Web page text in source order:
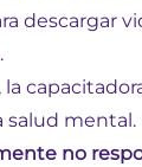
descargar
salud mental.
no